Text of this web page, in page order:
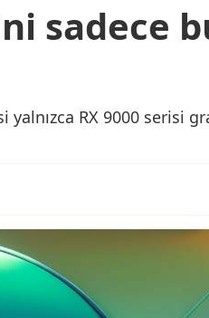
sadece
yalnızca RX 9000 serisi